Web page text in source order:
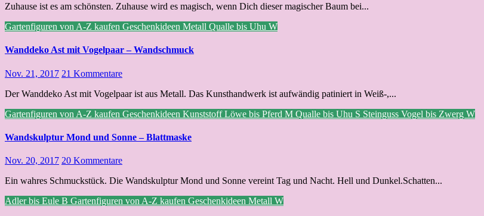
Zuhause ist es am schönsten. Zuhause wird es magisch, wenn Dich dieser magischer Baum bei...
Gartenfiguren von A-Z kaufen Geschenkideen Metall Qualle bis Uhu W
Wanddeko Ast mit Vogelpaar – Wandschmuck
Nov. 21, 2017 21 Kommentare
Der Wanddeko Ast mit Vogelpaar ist aus Metall. Das Kunsthandwerk ist aufwändig patiniert in Weiß-,...
Gartenfiguren von A-Z kaufen Geschenkideen KunststoffLöwe bis Pferd M Qualle bis Uhu S Steinguss Vogel bis Zwerg W
Wandskulptur Mond und Sonne – Blattmaske
Nov. 20, 2017 20 Kommentare
Ein wahres Schmuckstück. Die Wandskulptur Mond und Sonne vereint Tag und Nacht. Hell und Dunkel.Schatten...
Adler bis Eule B Gartenfiguren von A-Z kaufen Geschenkideen Metall W